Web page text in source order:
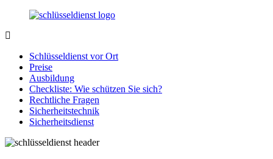
Zurück
Inhalt
Notlage
wird
gelöst!
Schlüsseldienst vor Ort
Preise
Ausbildung
Checkliste: Wie schützen Sie sich?
Rechtliche Fragen
Sicherheitstechnik
Sicherheitsdienst